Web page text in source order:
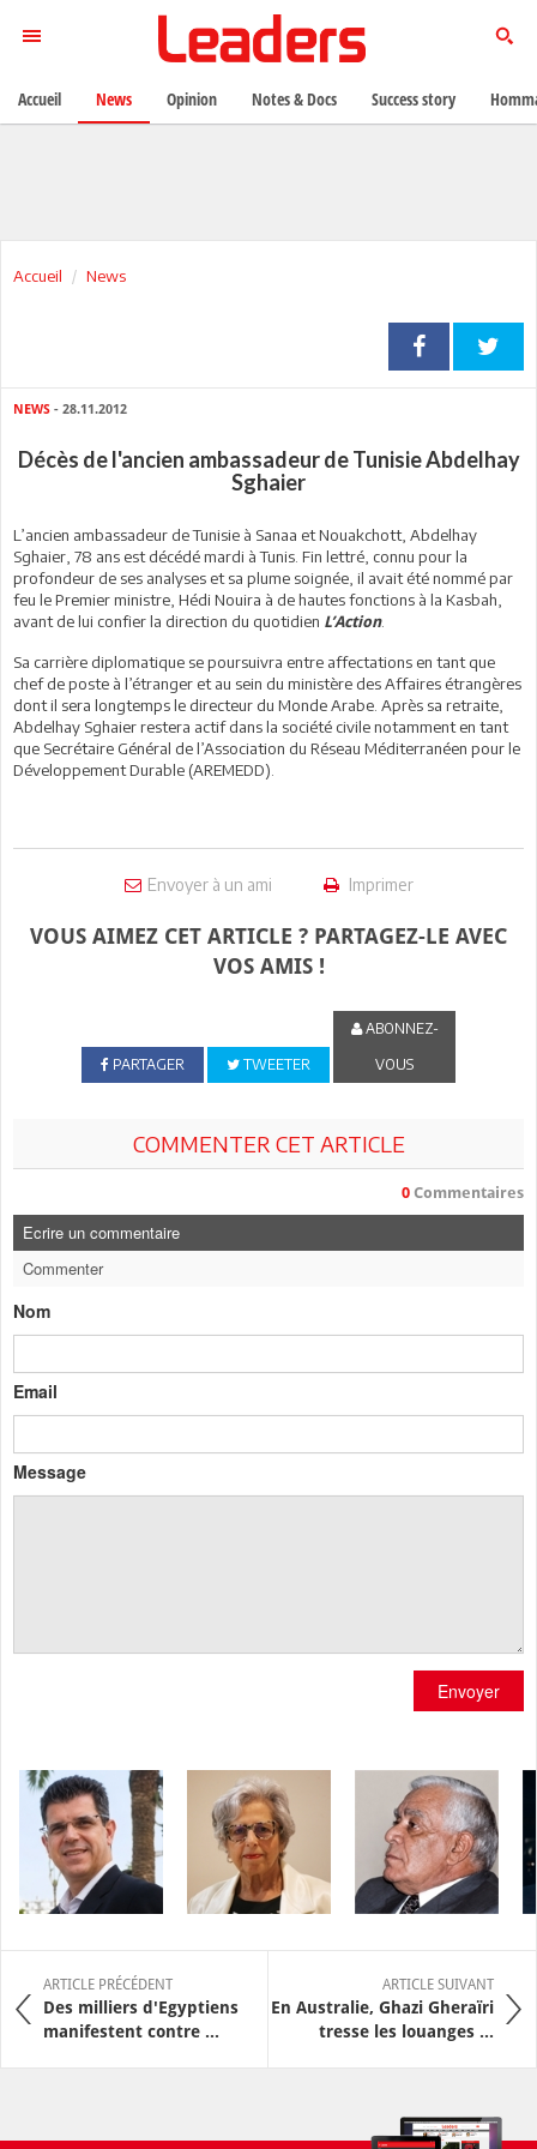
Accueil News
NEWS - 28.11.2012
Décès de l'ancien ambassadeur de Tunisie Abdelhay
Sghaier
L’ancien ambassadeur de Tunisie à Sanaa et Nouakchott, Abdelhay
Sghaier, 78 ans est décédé mardi à Tunis. Fin lettré, connu pour la
profondeur de ses analyses et sa plume soignée, il avait été nommé par
feu le Premier ministre, Hédi Nouira à de hautes fonctions à la Kasbah,
avant de lui confier la direction du quotidien L’Action.
Sa carrière diplomatique se poursuivra entre affectations en tant que
chef de poste à l’étranger et au sein du ministère des Affaires étrangères
dont il sera longtemps le directeur du Monde Arabe. Après sa retraite,
Abdelhay Sghaier restera actif dans la société civile notamment en tant
que Secrétaire Général de l’Association du Réseau Méditerranéen pour le
Développement Durable (AREMEDD).
Envoyer à un ami Imprimer
VOUS AIMEZ CET ARTICLE ? PARTAGEZ-LE AVEC
VOS AMIS !
PARTAGER TWEETER
ABONNEZ-
VOUS
COMMENTER CET ARTICLE
0 Commentaires
Ecrire un commentaire
Commenter
Nom
Email
Message
Envoyer
ARTICLE PRÉCÉDENT
Des milliers d'Egyptiens
manifestent contre ...
ARTICLE SUIVANT
En Australie, Ghazi Gheraïri
tresse les louanges ...
Accueil News Opinion Notes & Docs Success story